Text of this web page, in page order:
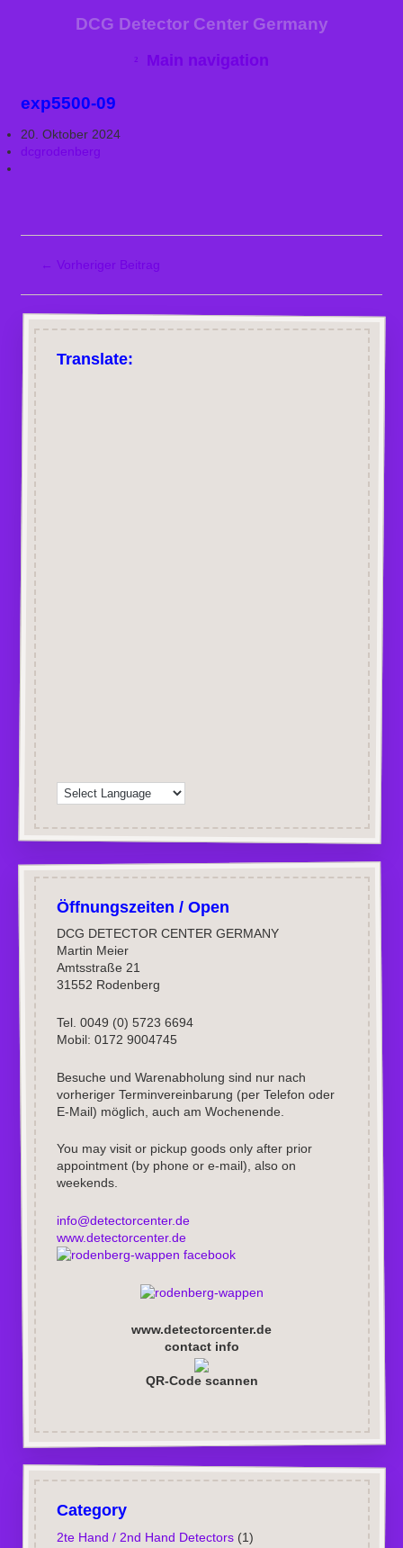
DCG Detector Center Germany
Main navigation
exp5500-09
20. Oktober 2024
dcgrodenberg
← Vorheriger Beitrag
Translate:
Öffnungszeiten / Open
DCG DETECTOR CENTER GERMANY
Martin Meier
Amtsstraße 21
31552 Rodenberg
Tel. 0049 (0) 5723 6694
Mobil: 0172 9004745
Besuche und Warenabholung sind nur nach
vorheriger Terminvereinbarung (per Telefon oder
E-Mail) möglich, auch am Wochenende.
You may visit or pickup goods only after prior
appointment (by phone or e-mail), also on
weekends.
info@detectorcenter.de
www.detectorcenter.de
facebook
www.detectorcenter.de
contact info
QR-Code scannen
Category
2te Hand / 2nd Hand Detectors(1)